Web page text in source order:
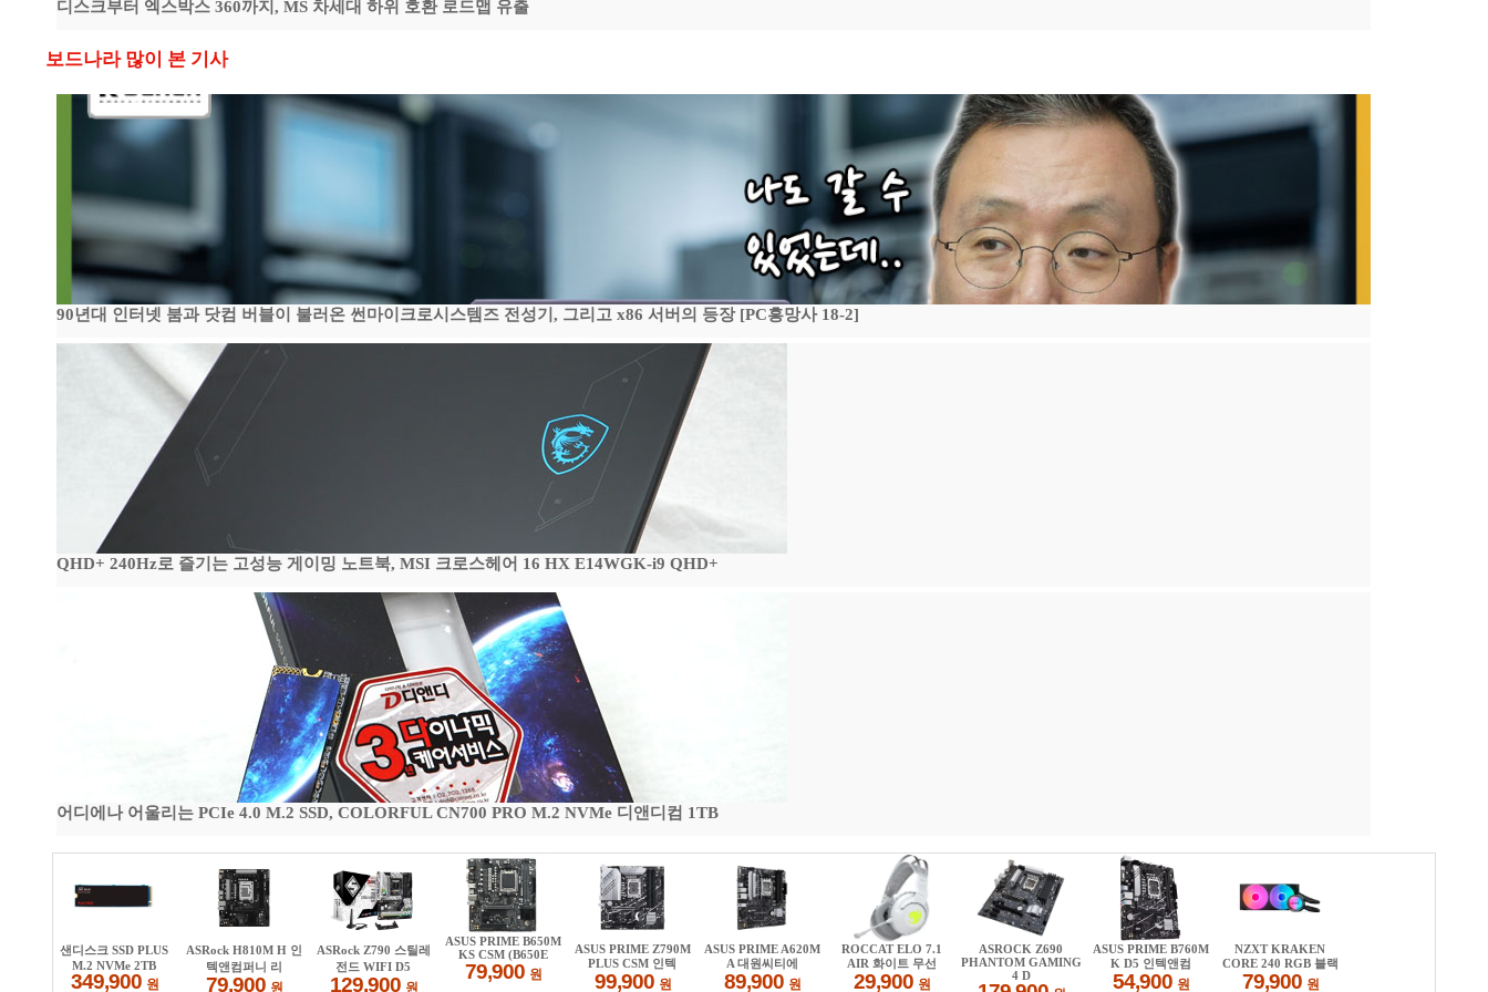
디스크부터 엑스박스 360까지, MS 차세대 하위 호환 로드맵 유출
보드나라 많이 본 기사
90년대 인터넷 붐과 닷컴 버블이 불러온 썬마이크로시스템즈 전성기, 그리고 x86 서버의 등장 [PC흥망사 18-2]
QHD+ 240Hz로 즐기는 고성능 게이밍 노트북, MSI 크로스헤어 16 HX E14WGK-i9 QHD+
어디에나 어울리는 PCIe 4.0 M.2 SSD, COLORFUL CN700 PRO M.2 NVMe 디앤디컴 1TB